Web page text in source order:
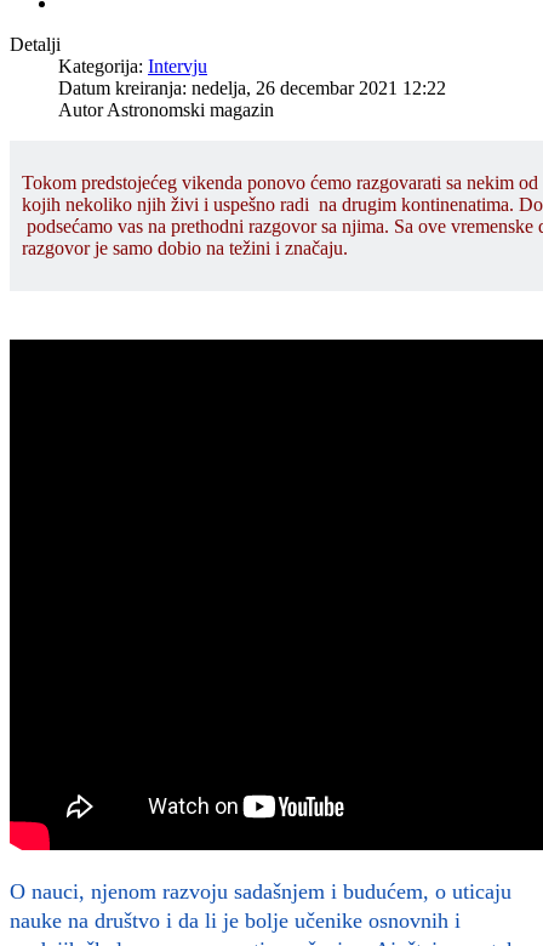
Detalji
Kategorija: Intervju
Datum kreiranja: nedelja, 26 decembar 2021 12:22
AutorAstronomski magazin
Tokom predstojećeg vikenda ponovo ćemo razgovarati sa nekim
kojih nekoliko njih živi i uspešno radi na drugim kontinenatima.
podsećamo vas na prethodni razgovor sa njima. Sa ove vremenske
razgovor je samo dobio na težini i značaju.
O nauci, njenom razvoju sadašnjem i budućem, o uticaju
nauke na društvo i da li je bolje učenike osnovnih i